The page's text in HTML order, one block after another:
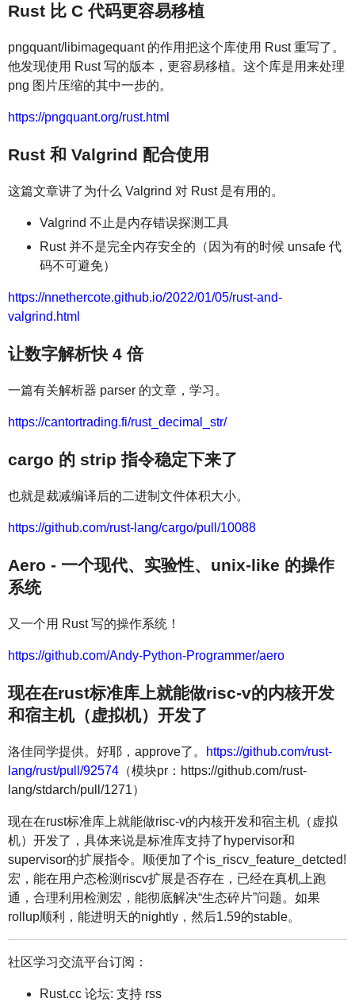
Rust 比 C 代码更容易移植
pngquant/libimagequant 的作用把这个库使用 Rust 重写了。
他发现使用 Rust 写的版本，更容易移植。这个库是用来处理
png 图片压缩的其中一步的。
https://pngquant.org/rust.html
Rust 和 Valgrind 配合使用
这篇文章讲了为什么 Valgrind 对 Rust 是有用的。
Valgrind 不止是内存错误探测工具
Rust 并不是完全内存安全的（因为有的时候 unsafe 代
码不可避免）
https://nnethercote.github.io/2022/01/05/rust-and-
valgrind.html
让数字解析快 4 倍
一篇有关解析器 parser 的文章，学习。
https://cantortrading.fi/rust_decimal_str/
cargo 的 strip 指令稳定下来了
也就是裁减编译后的二进制文件体积大小。
https://github.com/rust-lang/cargo/pull/10088
Aero - 一个现代、实验性、unix-like 的操作
系统
又一个用 Rust 写的操作系统！
https://github.com/Andy-Python-Programmer/aero
现在在rust标准库上就能做risc-v的内核开发
和宿主机（虚拟机）开发了
洛佳同学提供。好耶，approve了。
https://github.com/rust-
lang/rust/pull/92574 （模块pr：https://github.com/rust-
lang/stdarch/pull/1271）
现在在rust标准库上就能做risc-v的内核开发和宿主机（虚拟
机）开发了，具体来说是标准库支持了hypervisor和
supervisor的扩展指令。顺便加了个is_riscv_feature_detcted!
宏，能在用户态检测riscv扩展是否存在，已经在真机上跑
通，合理利用检测宏，能彻底解决“生态碎片”问题。如果
rollup顺利，能进明天的nightly，然后1.59的stable。
社区学习交流平台订阅：
Rust.cc 论坛: 支持 rss